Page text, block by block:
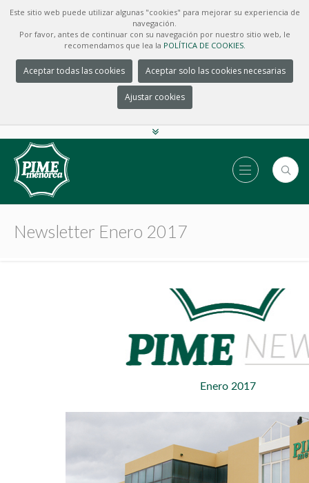
Este sitio web puede utilizar algunas "cookies" para mejorar su experiencia de
navegación.
Por favor, antes de continuar con su navegación por nuestro sitio web, le
recomendamos que lea la POLÍTICA DE COOKIES.
Aceptar todas las cookies Aceptar solo las cookies necesarias
Ajustar cookies
Newsletter Enero 2017